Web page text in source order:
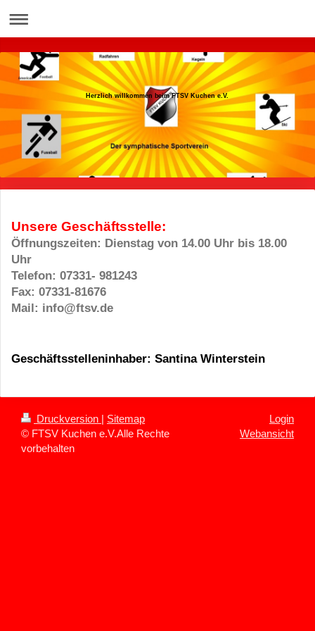
Herzlich willkommen beim FTSV Kuchen e.V.
Herzlich willkommen beim FTSV Kuchen e.V.
Unsere Geschäftsstelle:
Öffnungszeiten: Dienstag von 14.00 Uhr bis 18.00
Uhr
Telefon: 07331- 981243
Fax: 07331-81676
Mail: info@ftsv.de
Geschäftsstelleninhaber: Santina Winterstein
Druckversion | Sitemap
© FTSV Kuchen e.V.Alle Rechte
vorbehalten
Login
Webansicht